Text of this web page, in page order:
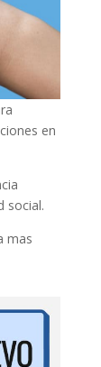
en
social.
mas